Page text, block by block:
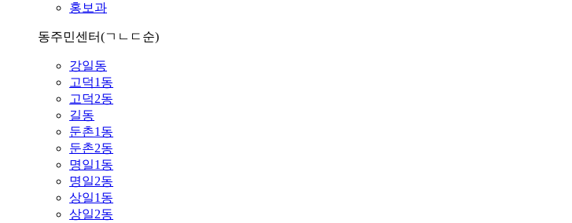
홍보과
동주민센터(ㄱㄴㄷ순)
강일동
고덕1동
고덕2동
길동
둔촌1동
둔촌2동
명일1동
명일2동
상일1동
상일2동